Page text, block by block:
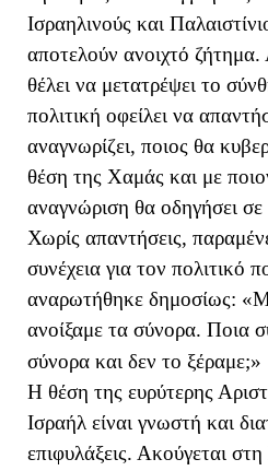
Ισραηλινούς και
αποτελούν ανοιχτό
θέλει να μετατρέψει το
πολιτική οφείλει να
αναγνωρίζει, ποιος θα
θέση της Χαμάς και με
αναγνώριση θα οδηγήσει σε
Χωρίς απαντήσεις,
συνέχεια για τον πολιτικό
αναρωτήθηκε δημοσίως:
ανοίξαμε τα σύνορα. Ποια
σύνορα και δεν το ξέραμε;»
Η θέση της ευρύτερης
Ισραήλ είναι γνωστή και
επιφυλάξεις. Ακούγεται